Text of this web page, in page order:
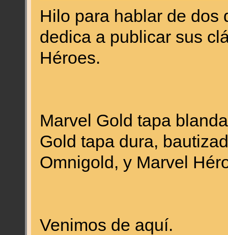
Hilo para hablar de dos
dedica a publicar sus
Héroes.
Marvel Gold tapa
Gold tapa dura,
Omnigold, y Marvel
Venimos de aquí.